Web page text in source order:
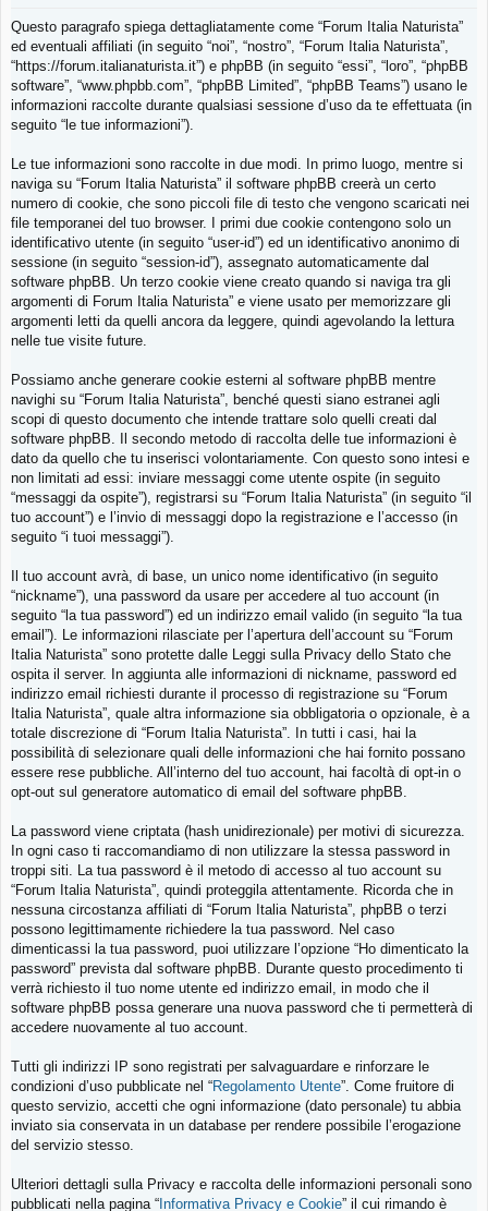
Questo paragrafo spiega dettagliatamente come “Forum Italia Naturista”
ed eventuali affiliati (in seguito “noi”, “nostro”, “Forum Italia Naturista”,
“https://forum.italianaturista.it”) e phpBB (in seguito “essi”, “loro”, “phpBB
software”, “www.phpbb.com”, “phpBB Limited”, “phpBB Teams”) usano le
informazioni raccolte durante qualsiasi sessione d’uso da te effettuata (in
seguito “le tue informazioni”).
Le tue informazioni sono raccolte in due modi. In primo luogo, mentre si
naviga su “Forum Italia Naturista” il software phpBB creerà un certo
numero di cookie, che sono piccoli file di testo che vengono scaricati nei
file temporanei del tuo browser. I primi due cookie contengono solo un
identificativo utente (in seguito “user-id”) ed un identificativo anonimo di
sessione (in seguito “session-id”), assegnato automaticamente dal
software phpBB. Un terzo cookie viene creato quando si naviga tra gli
argomenti di Forum Italia Naturista” e viene usato per memorizzare gli
argomenti letti da quelli ancora da leggere, quindi agevolando la lettura
nelle tue visite future.
Possiamo anche generare cookie esterni al software phpBB mentre
navighi su “Forum Italia Naturista”, benché questi siano estranei agli
scopi di questo documento che intende trattare solo quelli creati dal
software phpBB. Il secondo metodo di raccolta delle tue informazioni è
dato da quello che tu inserisci volontariamente. Con questo sono intesi e
non limitati ad essi: inviare messaggi come utente ospite (in seguito
“messaggi da ospite”), registrarsi su “Forum Italia Naturista” (in seguito “il
tuo account”) e l’invio di messaggi dopo la registrazione e l’accesso (in
seguito “i tuoi messaggi”).
Il tuo account avrà, di base, un unico nome identificativo (in seguito
“nickname”), una password da usare per accedere al tuo account (in
seguito “la tua password”) ed un indirizzo email valido (in seguito “la tua
email”). Le informazioni rilasciate per l’apertura dell’account su “Forum
Italia Naturista” sono protette dalle Leggi sulla Privacy dello Stato che
ospita il server. In aggiunta alle informazioni di nickname, password ed
indirizzo email richiesti durante il processo di registrazione su “Forum
Italia Naturista”, quale altra informazione sia obbligatoria o opzionale, è a
totale discrezione di “Forum Italia Naturista”. In tutti i casi, hai la
possibilità di selezionare quali delle informazioni che hai fornito possano
essere rese pubbliche. All’interno del tuo account, hai facoltà di opt-in o
opt-out sul generatore automatico di email del software phpBB.
La password viene criptata (hash unidirezionale) per motivi di sicurezza.
In ogni caso ti raccomandiamo di non utilizzare la stessa password in
troppi siti. La tua password è il metodo di accesso al tuo account su
“Forum Italia Naturista”, quindi proteggila attentamente. Ricorda che in
nessuna circostanza affiliati di “Forum Italia Naturista”, phpBB o terzi
possono legittimamente richiedere la tua password. Nel caso
dimenticassi la tua password, puoi utilizzare l’opzione “Ho dimenticato la
password” prevista dal software phpBB. Durante questo procedimento ti
verrà richiesto il tuo nome utente ed indirizzo email, in modo che il
software phpBB possa generare una nuova password che ti permetterà di
accedere nuovamente al tuo account.
Tutti gli indirizzi IP sono registrati per salvaguardare e rinforzare le
condizioni d’uso pubblicate nel “Regolamento Utente”. Come fruitore di
questo servizio, accetti che ogni informazione (dato personale) tu abbia
inviato sia conservata in un database per rendere possibile l’erogazione
del servizio stesso.
Ulteriori dettagli sulla Privacy e raccolta delle informazioni personali sono
pubblicati nella pagina “ Informativa Privacy e Cookie” il cui rimando è